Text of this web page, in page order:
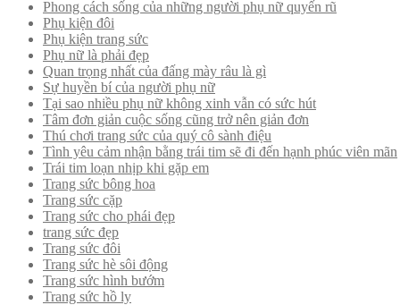
Phong cách sống của những người phụ nữ quyến rũ
Phụ kiện đôi
Phụ kiện trang sức
Phụ nữ là phải đẹp
Quan trọng nhất của đấng mày râu là gì
Sự huyền bí của người phụ nữ
Tại sao nhiều phụ nữ không xinh vẫn có sức hút
Tâm đơn giản cuộc sống cũng trở nên giản đơn
Thú chơi trang sức của quý cô sành điệu
Tình yêu cảm nhận bằng trái tim sẽ đi đến hạnh phúc viên mãn
Trái tim loạn nhịp khi gặp em
Trang sức bông hoa
Trang sức cặp
Trang sức cho phái đẹp
trang sức đẹp
Trang sức đôi
Trang sức hè sôi động
Trang sức hình bướm
Trang sức hồ ly